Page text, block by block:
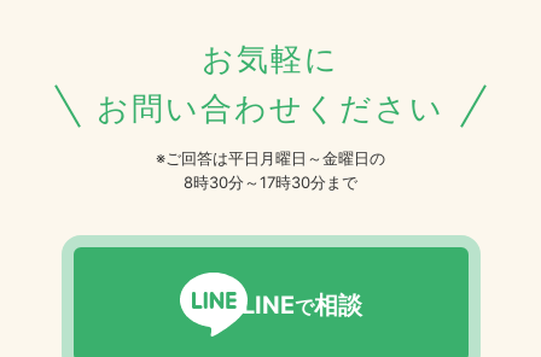
お気軽に
お問い合わせください
※ご回答は平日月曜日～金曜日の
8時30分～17時30分まで
LINEで相談